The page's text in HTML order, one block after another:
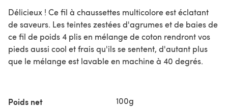
Délicieux ! Ce fil à chaussettes multicolore est éclatant
de saveurs. Les teintes zestées d'agrumes et de baies de
ce fil de poids 4 plis en mélange de coton rendront vos
pieds aussi cool et frais qu'ils se sentent, d'autant plus
que le mélange est lavable en machine à 40 degrés.
Poids net 100g